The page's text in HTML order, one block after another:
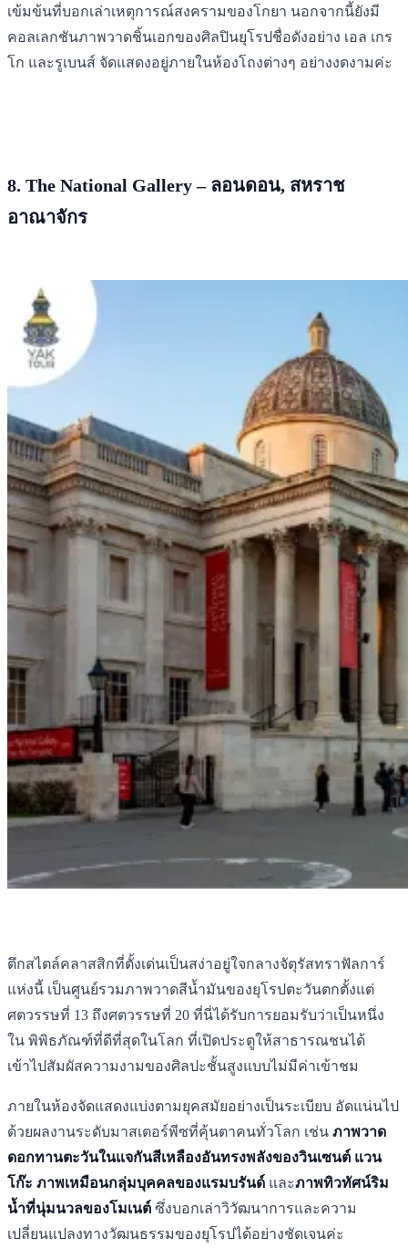
เข้มข้นที่บอกเล่าเหตุการณ์สงครามของโกยา นอกจากนี้ยังมี
คอลเลกชันภาพวาดชิ้นเอกของศิลปินยุโรปชื่อดังอย่าง เอล เกร
โก และรูเบนส์ จัดแสดงอยู่ภายในห้องโถงต่างๆ อย่างงดงามค่ะ
8. The National Gallery – ลอนดอน, สหราช
อาณาจักร
ตึกสไตล์คลาสสิกที่ตั้งเด่นเป็นสง่าอยู่ใจกลางจัตุรัสทราฟัลการ์
แห่งนี้ เป็นศูนย์รวมภาพวาดสีน้ำมันของยุโรปตะวันตกตั้งแต่
ศตวรรษที่ 13 ถึงศตวรรษที่ 20 ที่นี่ได้รับการยอมรับว่าเป็นหนึ่ง
ใน พิพิธภัณฑ์ที่ดีที่สุดในโลก ที่เปิดประตูให้สาธารณชนได้
เข้าไปสัมผัสความงามของศิลปะชั้นสูงแบบไม่มีค่าเข้าชม
ภายในห้องจัดแสดงแบ่งตามยุคสมัยอย่างเป็นระเบียบ อัดแน่นไป
ด้วยผลงานระดับมาสเตอร์พีซที่คุ้นตาคนทั่วโลก เช่น ภาพวาด
ดอกทานตะวันในแจกันสีเหลืองอันทรงพลังของวินเซนต์ แวน
โก๊ะ ภาพเหมือนกลุ่มบุคคลของแรมบรันด์ และภาพทิวทัศน์ริม
น้ำที่นุ่มนวลของโมเนต์ ซึ่งบอกเล่าวิวัฒนาการและความ
เปลี่ยนแปลงทางวัฒนธรรมของยุโรปได้อย่างชัดเจนค่ะ